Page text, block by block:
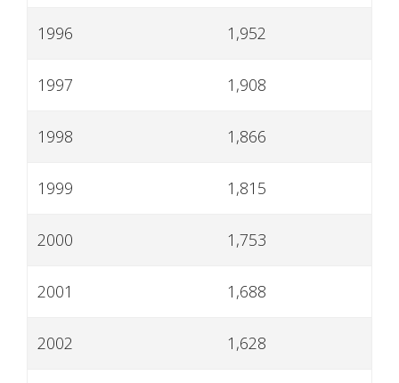
1996 1,952
1997 1,908
1998 1,866
1999 1,815
2000 1,753
2001 1,688
2002 1,628